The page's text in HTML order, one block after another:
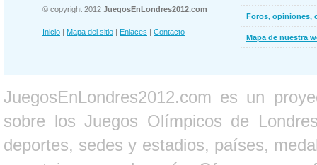
© copyright 2012 JuegosEnLondres2012.com
Inicio | Mapa del sitio | Enlaces | Contacto
Foros, opiniones,
Mapa de nuestra
JuegosEnLondres2012.com es un
sobre los Juegos Olímpicos de
deportes, sedes y estadios, países,